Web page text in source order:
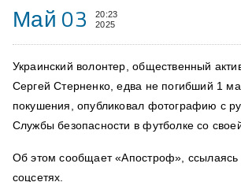
Май 03
20:23
2025
Украинский волонтер, общественный
Сергей Стерненко, едва не погибший 1
покушения, опубликовал фотографию с
Службы безопасности в футболке со
Об этом сообщает «Апостроф», ссылаясь
соцсетях.